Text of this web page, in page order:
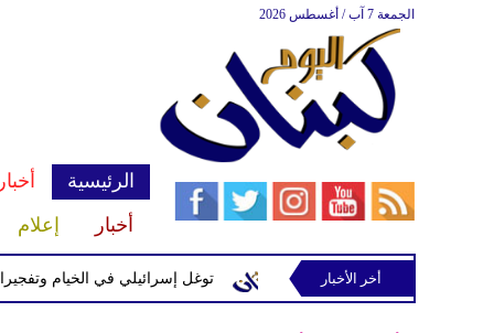
الجمعة 7 آب / أغسطس 2026
الرئيسية
أخبار
إعلام
توغل إسرائيلي في الخيام وتفجيرات في رب ثلاثين
أخر الأخبار